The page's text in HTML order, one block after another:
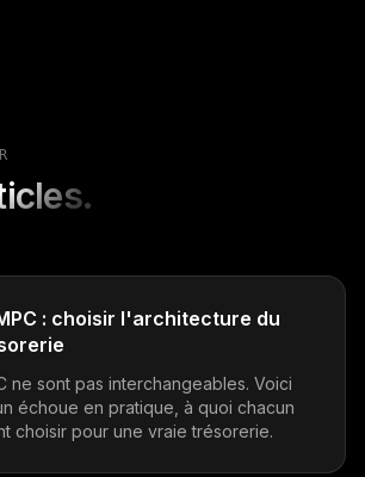
: choisir l'architecture du
ne sont pas interchangeables. Voici
échoue en pratique, à quoi chacun
choisir pour une vraie trésorerie.